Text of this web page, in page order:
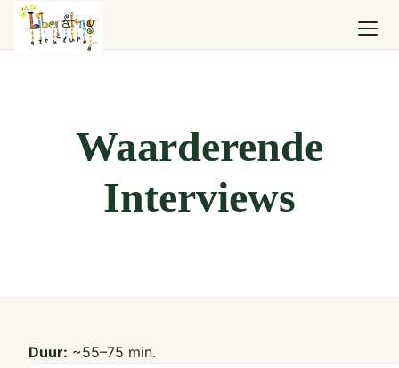
Waarderende
Interviews
Duur: ~55–75 min.